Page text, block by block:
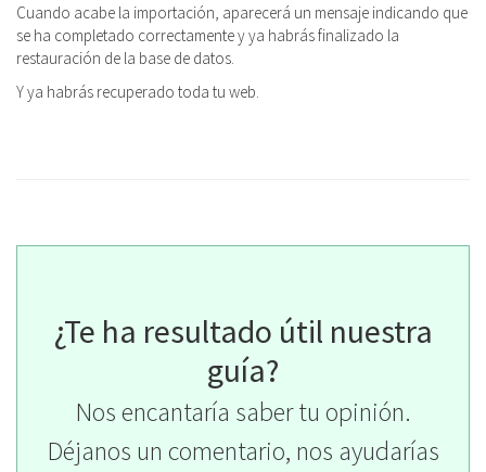
Cuando acabe la importación, aparecerá un mensaje indicando que
se ha completado correctamente y ya habrás finalizado la
restauración de la base de datos.
Y ya habrás recuperado toda tu web.
¿Te ha resultado útil nuestra
guía?
Nos encantaría saber tu opinión.
Déjanos un comentario, nos ayudarías